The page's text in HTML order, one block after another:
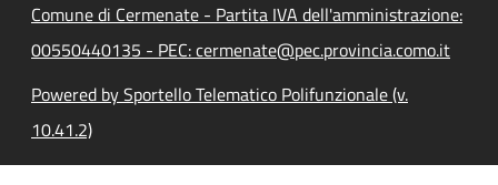
Comune di Cermenate - Partita IVA dell'amministrazione:
00550440135 - PEC: cermenate@pec.provincia.como.it
Powered by Sportello Telematico Polifunzionale (v.
10.41.2)